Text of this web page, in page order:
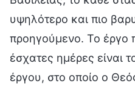
υψηλότερο και πιο
προηγούμενο. Το έργο
έσχατες ημέρες είναι
έργου, στο οποίο ο